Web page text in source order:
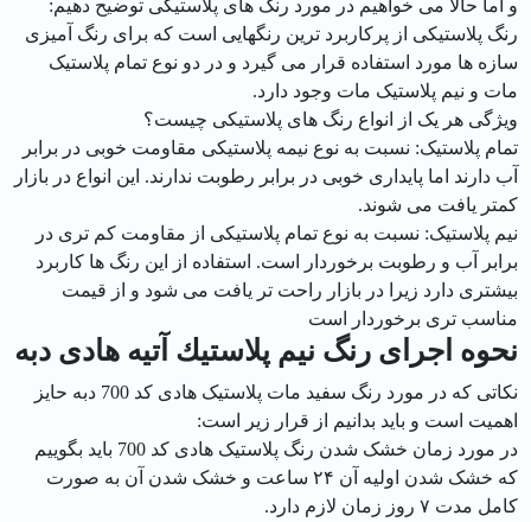
و اما حالا می خواهیم در مورد رنگ های پلاستیکی توضیح دهیم:
رنگ پلاستیکی از پرکاربرد ترین رنگهایی است که برای رنگ آمیزی
سازه ها مورد استفاده قرار می گیرد و در دو نوع تمام پلاستیک
مات و نیم پلاستیک مات وجود دارد.
ویژگی هر یک از انواع رنگ های پلاستیکی چیست؟
تمام پلاستیک: نسبت به نوع نیمه پلاستیکی مقاومت خوبی در برابر
آب دارند اما پایداری خوبی در برابر رطوبت ندارند. این انواع در بازار
کمتر یافت می شوند.
نیم پلاستیک: نسبت به نوع تمام پلاستیکی از مقاومت کم تری در
برابر آب و رطوبت برخوردار است. استفاده از این رنگ ها کاربرد
بیشتری دارد زیرا در بازار راحت تر یافت می شود و از قیمت
مناسب تری برخوردار است
نحوه اجرای رنگ نيم پلاستيك آتيه هادی دبه
نکاتی که در مورد رنگ سفید مات پلاستیک هادی کد 700 دبه حایز
اهمیت است و باید بدانیم از قرار زیر است:
در مورد زمان خشک شدن رنگ پلاستیک هادی کد 700 باید بگوییم
که خشک شدن اولیه آن ۲۴ ساعت و خشک شدن آن به صورت
کامل مدت ۷ روز زمان لازم دارد.